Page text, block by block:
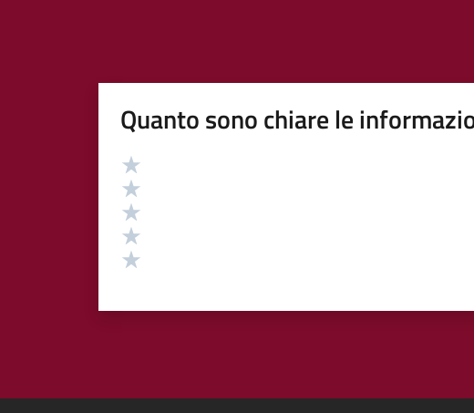
Quanto sono chiare le
Valutazione